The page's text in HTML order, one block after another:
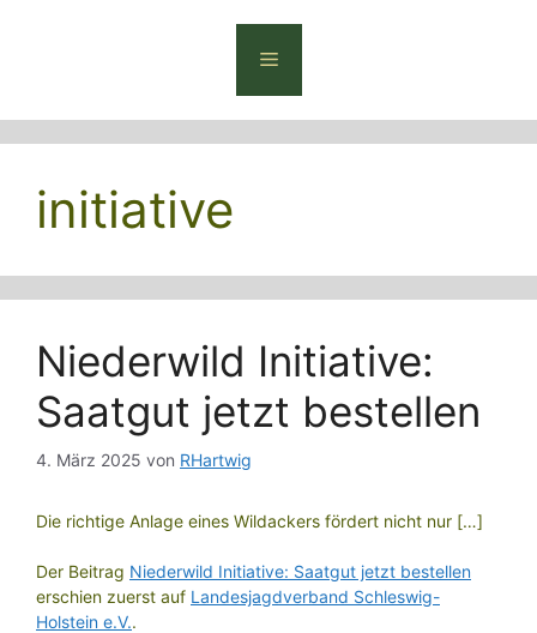
Menü
initiative
Niederwild Initiative:
Saatgut jetzt bestellen
4. März 2025 von RHartwig
Die richtige Anlage eines Wildackers fördert nicht nur […]
Der Beitrag Niederwild Initiative: Saatgut jetzt bestellen
erschien zuerst auf Landesjagdverband Schleswig-
Holstein e.V..